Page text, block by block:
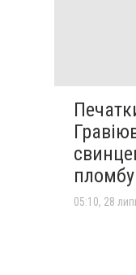
05:10, 28